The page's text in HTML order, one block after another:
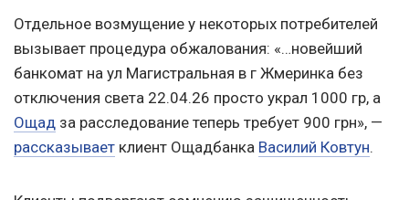
Отдельное возмущение у некоторых потребителей
вызывает процедура обжалования: «…новейший
банкомат на ул Магистральная в г Жмеринка без
отключения света 22.04.26 просто украл 1000 гр, а
Ощад за расследование теперь требует 900 грн», —
рассказывает клиент Ощадбанка Василий Ковтун.